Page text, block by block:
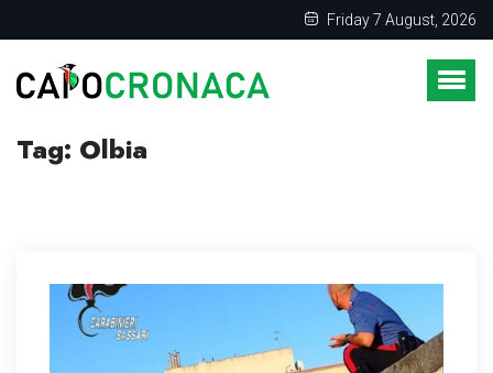
Friday 7 August, 2026
Tag: Olbia